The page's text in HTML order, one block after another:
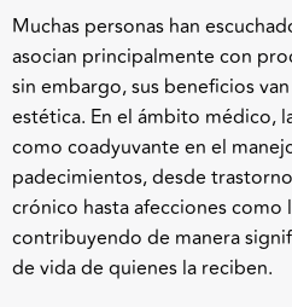
Muchas personas han
asocian principalmente con
sin embargo, sus beneficios
estética. En el ámbito médico,
como coadyuvante en el
padecimientos, desde
crónico hasta afecciones como
contribuyendo de manera
de vida de quienes la reciben.